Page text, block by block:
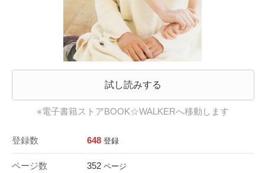
試し読みする
※電子書籍ストアBOOK☆WALKERへ移動します
登録数 648 登録
ページ数 352 ページ